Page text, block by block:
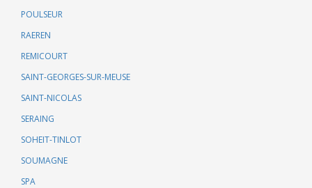
POULSEUR
RAEREN
REMICOURT
SAINT-GEORGES-SUR-MEUSE
SAINT-NICOLAS
SERAING
SOHEIT-TINLOT
SOUMAGNE
SPA